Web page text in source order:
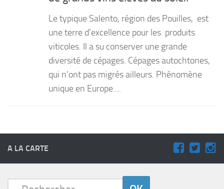
Entrées
Desserts
Le typique Salento, région des Pouilles, est
une terre d’excellence pour les produits
viticoles. Il a su conserver une grande
diversité de cépages. Cépages autochtones,
qui n’ont pas migrés ailleurs. Phénomène
unique en Europe....
A LA CARTE